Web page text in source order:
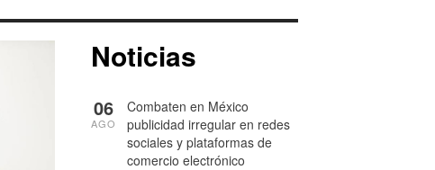
Noticias
Combaten en México
publicidad irregular en redes
sociales y plataformas de
comercio electrónico
06
AGO